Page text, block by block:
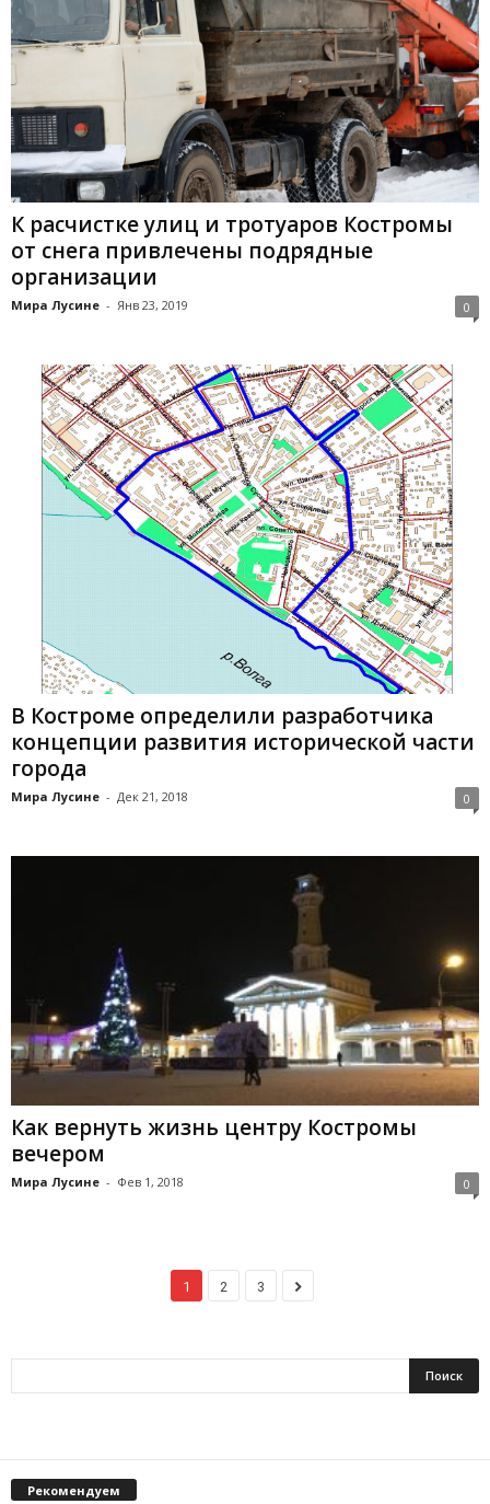
К расчистке улиц и тротуаров Костромы
от снега привлечены подрядные
организации
Мира Лусине - Янв 23, 2019 0
В Костроме определили разработчика
концепции развития исторической части
города
Мира Лусине - Дек 21, 2018 0
Как вернуть жизнь центру Костромы
вечером
Мира Лусине - Фев 1, 2018 0
1 2 3
Рекомендуем